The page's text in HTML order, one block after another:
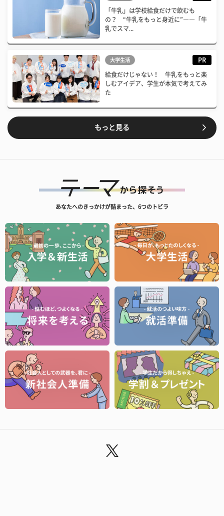
「牛乳」は学校給食だけで飲むも
の？ “牛乳をもっと身近に”――「牛
乳でスマ...
大学生活 PR
給食だけじゃない！ 牛乳をもっと楽
しむアイデア、学生が本気で考えてみ
た
もっと見る
あなたへのきっかけが詰まった、6つのトビラ